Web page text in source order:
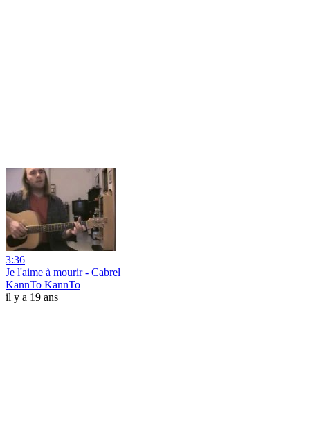
3:36
Je l'aime à mourir - Cabrel
KannTo KannTo
il y a 19 ans